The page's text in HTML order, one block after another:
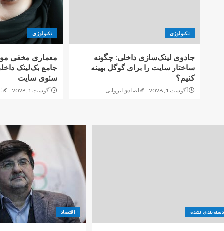
تکنولوژی
جادوی لینک‌سازی داخلی: چگونه
ساختار سایت را برای گوگل بهینه
کنیم؟
آگوست 1, 2026 صادق ایروانی
تکنولوژی
معماری مخفی
جامع بک‌لینک
سئوی سایت
آگوست 1, 2026
دسته‌بندی نشده اقتصاد